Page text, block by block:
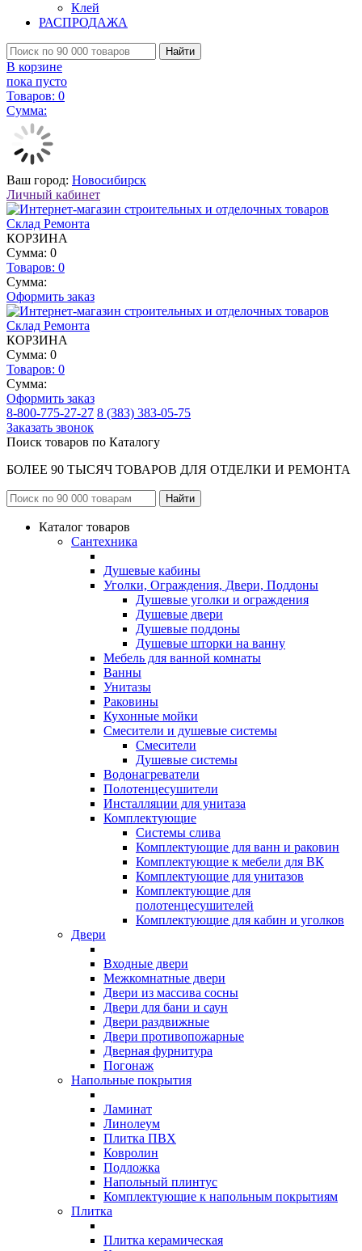
Клей
РАСПРОДАЖА
Найти
В корзине
пока пусто
Товаров: 0
Сумма:
Ваш город: Новосибирск
Личный кабинет
КОРЗИНА
Сумма: 0
Товаров: 0
Сумма:
Оформить заказ
КОРЗИНА
Сумма: 0
Товаров: 0
Сумма:
Оформить заказ
8-800-775-27-27 8 (383) 383-05-75
Заказать звонок
Поиск товаров по Каталогу
БОЛЕЕ 90 ТЫСЯЧ ТОВАРОВ ДЛЯ ОТДЕЛКИ И РЕМОНТА
Каталог товаров
Сантехника
Душевые кабины
Уголки, Ограждения, Двери, Поддоны
Душевые уголки и ограждения
Душевые двери
Душевые поддоны
Душевые шторки на ванну
Мебель для ванной комнаты
Ванны
Унитазы
Раковины
Кухонные мойки
Смесители и душевые системы
Смесители
Душевые системы
Водонагреватели
Полотенцесушители
Инсталляции для унитаза
Комплектующие
Системы слива
Комплектующие для ванн и раковин
Комплектующие к мебели для ВК
Комплектующие для унитазов
Комплектующие для
полотенцесушителей
Комплектующие для кабин и уголков
Двери
Входные двери
Межкомнатные двери
Двери из массива сосны
Двери для бани и саун
Двери раздвижные
Двери противопожарные
Дверная фурнитура
Погонаж
Напольные покрытия
Ламинат
Линолеум
Плитка ПВХ
Ковролин
Подложка
Напольный плинтус
Комплектующие к напольным покрытиям
Плитка
Плитка керамическая